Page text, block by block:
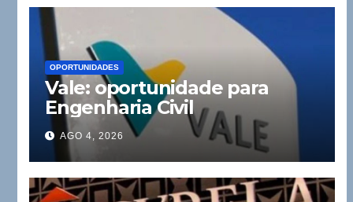
OPORTUNIDADES
Vale: oportunidade para
Engenharia Civil
AGO 4, 2026